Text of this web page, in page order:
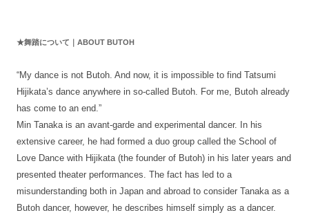
★舞踏について｜ABOUT BUTOH
“My dance is not Butoh. And now, it is impossible to find Tatsumi
Hijikata’s dance anywhere in so-called Butoh. For me, Butoh already
has come to an end.”
Min Tanaka is an avant-garde and experimental dancer. In his
extensive career, he had formed a duo group called the School of
Love Dance with Hijikata (the founder of Butoh) in his later years and
presented theater performances. The fact has led to a
misunderstanding both in Japan and abroad to consider Tanaka as a
Butoh dancer, however, he describes himself simply as a dancer.